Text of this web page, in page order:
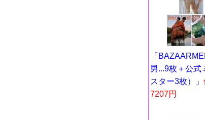
「
男...9枚＋公式
スター3枚）」
7207円